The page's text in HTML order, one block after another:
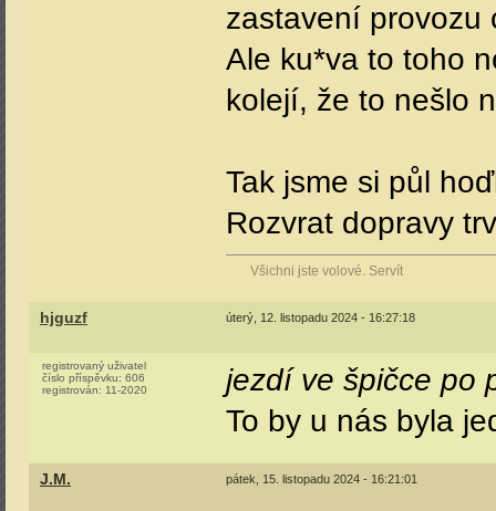
zastavení provozu
Ale ku*va to toho
kolejí, že to nešlo
Tak jsme si půl
Rozvrat dopravy
Všichni jste volové. Servít
hjguzf úterý, 12. listopadu 2024 - 16:27:18
registrovaný uživatel
číslo příspěvku: 606
registrován: 11-2020
jezdí ve špičce po
To by u nás byla
J.M. pátek, 15. listopadu 2024 - 16:21:01